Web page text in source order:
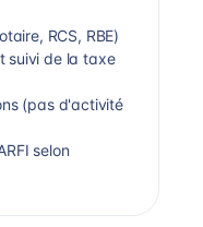
RCS, RBE)
suivi de la taxe
(pas d'activité
selon